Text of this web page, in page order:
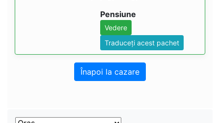
Pensiune
Vedere
Traduceți acest pachet
Înapoi la cazare